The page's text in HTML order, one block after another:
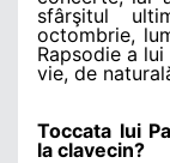
sfârşitul
octombrie,
Rapsodie a
vie, de
Toccata lui
la clavecin?